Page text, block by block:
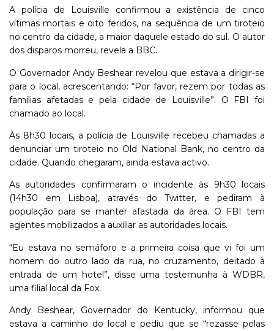
A polícia de Louisville confirmou a existência de cinco
vítimas mortais e oito feridos, na sequência de um tiroteio
no centro da cidade, a maior daquele estado do sul. O autor
dos disparos morreu, revela a BBC.
O Governador Andy Beshear revelou que estava a dirigir-se
para o local, acrescentando: “Por favor, rezem por todas as
famílias afetadas e pela cidade de Louisville”. O FBI foi
chamado ao local.
Às 8h30 locais, a polícia de Louisville recebeu chamadas a
denunciar um tiroteio no Old National Bank, no centro da
cidade. Quando chegaram, ainda estava activo.
As autoridades confirmaram o incidente às 9h30 locais
(14h30 em Lisboa), através do Twitter, e pediram à
população para se manter afastada da área. O FBI tem
agentes mobilizados a auxiliar as autoridades locais.
“Eu estava no semáforo e a primeira coisa que vi foi um
homem do outro lado da rua, no cruzamento, deitado à
entrada de um hotel”, disse uma testemunha à WDBR,
uma filial local da Fox.
Andy Beshear, Governador do Kentucky, informou que
estava a caminho do local e pediu que se “rezasse pelas